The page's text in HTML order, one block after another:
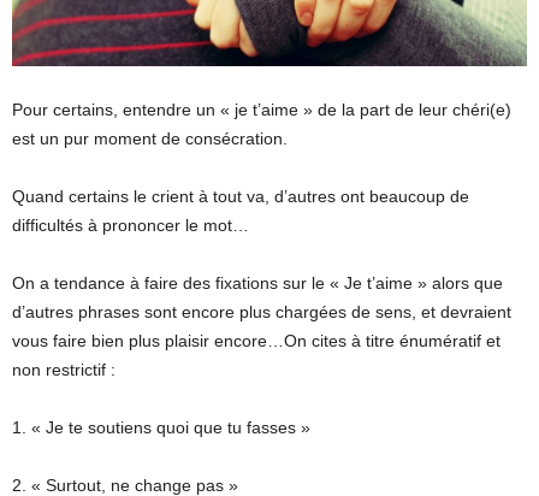
Pour certains, entendre un « je t’aime » de la part de leur chéri(e)
est un pur moment de consécration.
Quand certains le crient à tout va, d’autres ont beaucoup de
difficultés à prononcer le mot…
On a tendance à faire des fixations sur le « Je t’aime » alors que
d’autres phrases sont encore plus chargées de sens, et devraient
vous faire bien plus plaisir encore…On cites à titre énumératif et
non restrictif :
1. « Je te soutiens quoi que tu fasses »
2. « Surtout, ne change pas »